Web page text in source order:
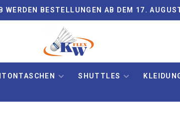
WERDEN BESTELLUNGEN AB DEM 17.
SHUTTLES